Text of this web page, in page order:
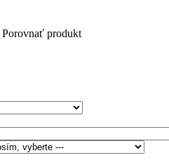
Porovnať produkt